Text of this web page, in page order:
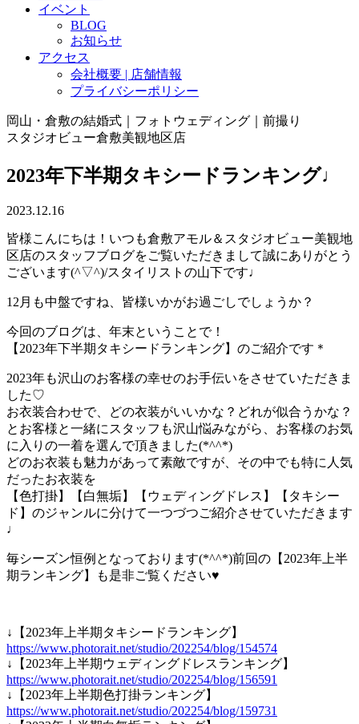
イベント
BLOG
お知らせ
アクセス
会社概要 | 店舗情報
プライバシーポリシー
岡山・倉敷の結婚式｜フォトウェディング｜前撮り
スタジオビュー倉敷美観地区店
2023年下半期タキシードランキング♩
2023.12.16
皆様こんにちは！いつも倉敷アモル＆スタジオビュー美観地
区店のスタッフブログをご覧いただきまして誠にありがとう
ございます(^▽^)/スタイリストの山下です♩
12月も中盤ですね、皆様いかがお過ごしでしょうか？
今回のブログは、年末ということで！
【2023年下半期タキシードランキング】のご紹介です＊
2023年も沢山のお客様の幸せのお手伝いをさせていただきま
した♡
お衣装合わせで、どの衣装がいいかな？どれが似合うかな？
とお客様と一緒にスタッフも沢山悩みながら、お客様のお気
に入りの一着を選んで頂きました(*^^*)
どのお衣装も魅力があって素敵ですが、その中でも特に人気
だったお衣装を
【色打掛】【白無垢】【ウェディングドレス】【タキシー
ド】のジャンルに分けて一つづつご紹介させていただきます
♩
毎シーズン恒例となっております(*^^*)前回の【2023年上半
期ランキング】も是非ご覧ください♥
↓【2023年上半期タキシードランキング】
https://www.photorait.net/studio/202254/blog/154574
↓【2023年上半期ウェディングドレスランキング】
https://www.photorait.net/studio/202254/blog/156591
↓【2023年上半期色打掛ランキング】
https://www.photorait.net/studio/202254/blog/159731